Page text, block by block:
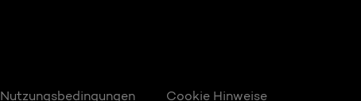
Nutzungsbedingungen Cookie Hinweise